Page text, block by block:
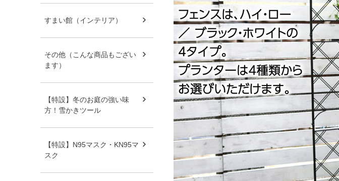
すまい館（インテリア）
その他（こんな商品もござい
ます）
【特設】冬のお庭の強い味
方！雪かきツール
【特設】N95マスク・KN95マ
スク